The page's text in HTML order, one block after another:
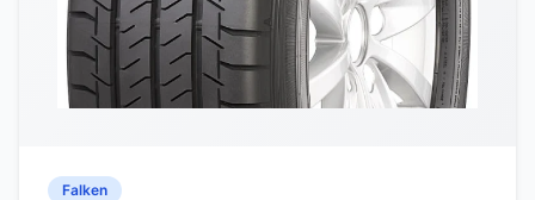
Falken